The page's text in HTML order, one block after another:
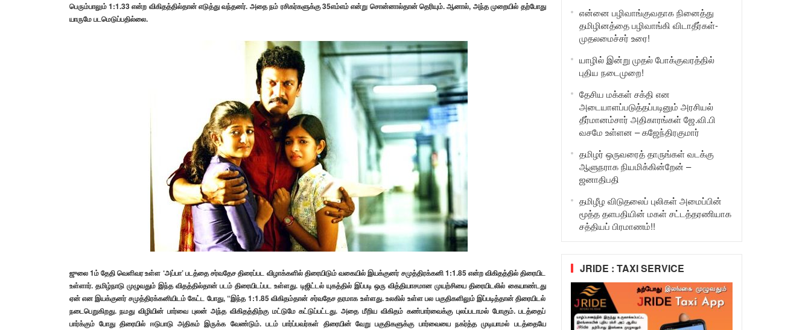
பெரும்பாலும் 1:1.33 என்ற விகிதத்தில்தான் எடுத்து வந்தனர். அதை நம் ரசிகர்களுக்கு 35எம்எம் என்று சொன்னால்தான் தெரியும். ஆனால், அந்த முறையில் தற்போது
யாருமே படமெடுப்பதில்லை.
ஜுலை 1ம் தேதி வெளிவர உள்ள ‘அப்பா’ படத்தை சர்வதேச திரைப்பட விழாக்களில் திரையிடும் வகையில் இயக்குனர் சமுத்திரக்கனி 1:1.85 என்ற விகிதத்தில் திரையிட
உள்ளார். தமிழ்நாடு முழுவதும் இந்த விதத்தில்தான் படம் திரையிடப்பட உள்ளது. டிஜிட்டல் யுகத்தில் இப்படி ஒரு வித்தியாசமான முயற்சியை திரையிடலில் கையாண்டது
ஏன் என இயக்குனர் சமுத்திரக்கனியிடம் கேட்ட போது, “இந்த 1:1.85 விகிதம்தான் சர்வதேச தரமாக உள்ளது. உலகில் உள்ள பல பகுதிகளிலும் இப்படித்தான் திரையிடல்
நடைபெறுகிறது. நமது விழியின் பார்வை புலன் அந்த விகிதத்திற்கு மட்டுமே கட்டுப்பட்டது. அதை மீறிய விகிதம் கண்பார்வைக்கு புலப்படாமல் போகும். படத்தைப்
பார்க்கும் போது திரையில் ஈடுபாடு அதிகம் இருக்க வேண்டும். படம் பார்ப்பவர்கள் திரையின் வேறு பகுதிகளுக்கு பார்வையை நகர்த்த முடியாமல் படத்தையே
என்னை பழிவாங்குவதாக நினைத்து
தமிழினத்தை பழிவாங்கி விடாதீர்கள்-
முதலமைச்சர் உரை!
யாழில் இன்று முதல் போக்குவரத்தில்
புதிய நடைமுறை!
தேசிய மக்கள் சக்தி என
அடையாளப்படுத்தப்படினும் அரசியல்
தீர்மானம்சார் அதிகாரங்கள் ஜே.வி.பி
வசமே உள்ளன – கஜேந்திரகுமார்
தமிழர் ஒருவரைத் தாருங்கள் வடக்கு
ஆளுநராக நியமிக்கின்றேன் –
ஜனாதிபதி
தமிழீழ விடுதலைப் புலிகள் அமைப்பின்
மூத்த தளபதியின் மகள் சட்டத்தரணியாக
சத்தியப் பிரமாணம்!!
JRIDE : TAXI SERVICE